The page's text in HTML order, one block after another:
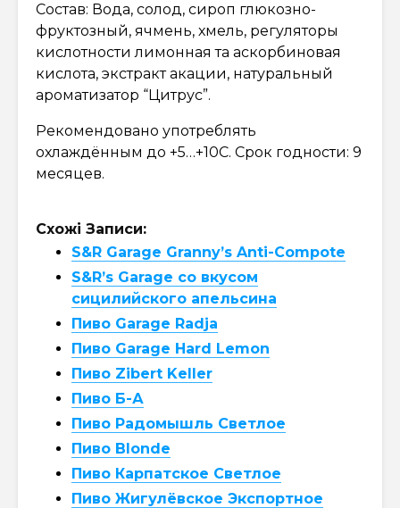
Состав: Вода, солод, сироп глюкозно-
фруктозный, ячмень, хмель, регуляторы
кислотности лимонная та аскорбиновая
кислота, экстракт акации, натуральный
ароматизатор “Цитрус”.
Рекомендовано употреблять
охлаждённым до +5…+10С. Срок годности: 9
месяцев.
Схожі Записи:
S&R Garage Granny’s Anti-Compote
S&R’s Garage со вкусом
сицилийского апельсина
Пиво Garage Radja
Пиво Garage Hard Lemon
Пиво Zibert Keller
Пиво Б-А
Пиво Радомышль Светлое
Пиво Blonde
Пиво Карпатское Светлое
Пиво Жигулёвское Экспортное